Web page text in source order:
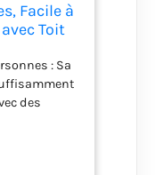
Facile à
Toit
: Sa
des
des parois
centrale de